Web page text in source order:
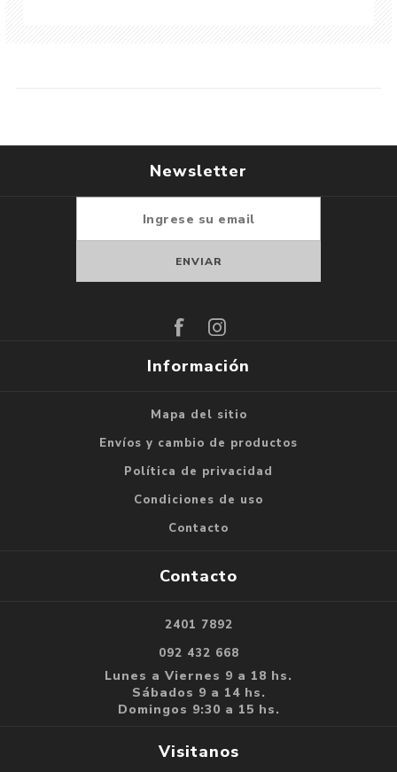
Newsletter
Información
Mapa del sitio
Envíos y cambio de productos
Política de privacidad
Condiciones de uso
Contacto
Contacto
2401 7892
092 432 668
Lunes a Viernes 9 a 18 hs.
Sábados 9 a 14 hs.
Domingos 9:30 a 15 hs.
Visitanos